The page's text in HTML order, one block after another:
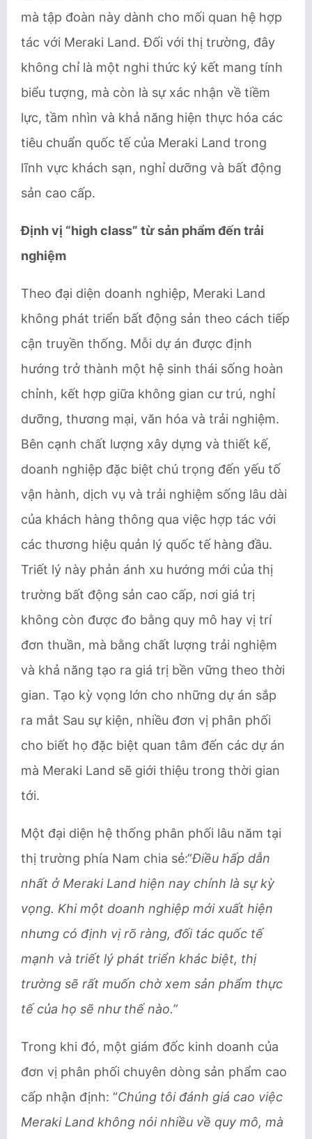
mà tập đoàn này dành cho mối quan hệ hợp
tác với Meraki Land. Đối với thị trường, đây
không chỉ là một nghi thức ký kết mang tính
biểu tượng, mà còn là sự xác nhận về tiềm
lực, tầm nhìn và khả năng hiện thực hóa các
tiêu chuẩn quốc tế của Meraki Land trong
lĩnh vực khách sạn, nghỉ dưỡng và bất động
sản cao cấp.
Định vị “high class” từ sản phẩm đến trải
nghiệm
Theo đại diện doanh nghiệp, Meraki Land
không phát triển bất động sản theo cách tiếp
cận truyền thống. Mỗi dự án được định
hướng trở thành một hệ sinh thái sống hoàn
chỉnh, kết hợp giữa không gian cư trú, nghỉ
dưỡng, thương mại, văn hóa và trải nghiệm.
Bên cạnh chất lượng xây dựng và thiết kế,
doanh nghiệp đặc biệt chú trọng đến yếu tố
vận hành, dịch vụ và trải nghiệm sống lâu dài
của khách hàng thông qua việc hợp tác với
các thương hiệu quản lý quốc tế hàng đầu.
Triết lý này phản ánh xu hướng mới của thị
trường bất động sản cao cấp, nơi giá trị
không còn được đo bằng quy mô hay vị trí
đơn thuần, mà bằng chất lượng trải nghiệm
và khả năng tạo ra giá trị bền vững theo thời
gian. Tạo kỳ vọng lớn cho những dự án sắp
ra mắt Sau sự kiện, nhiều đơn vị phân phối
cho biết họ đặc biệt quan tâm đến các dự án
mà Meraki Land sẽ giới thiệu trong thời gian
tới.
Một đại diện hệ thống phân phối lâu năm tại
thị trường phía Nam chia sẻ:“Điều hấp dẫn
nhất ở Meraki Land hiện nay chính là sự kỳ
vọng. Khi một doanh nghiệp mới xuất hiện
nhưng có định vị rõ ràng, đối tác quốc tế
mạnh và triết lý phát triển khác biệt, thị
trường sẽ rất muốn chờ xem sản phẩm thực
tế của họ sẽ như thế nào.”
Trong khi đó, một giám đốc kinh doanh của
đơn vị phân phối chuyên dòng sản phẩm cao
cấp nhận định: “Chúng tôi đánh giá cao việc
Meraki Land không nói nhiều về quy mô, mà